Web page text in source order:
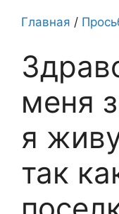
Главная /
меня
я
так